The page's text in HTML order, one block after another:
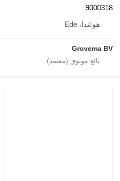
هولندا، Ede
Grovema